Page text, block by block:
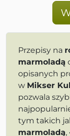
Przepisy na
marmoladą
opisanych
w Mikser
pozwala
tym takich
marmoladą,